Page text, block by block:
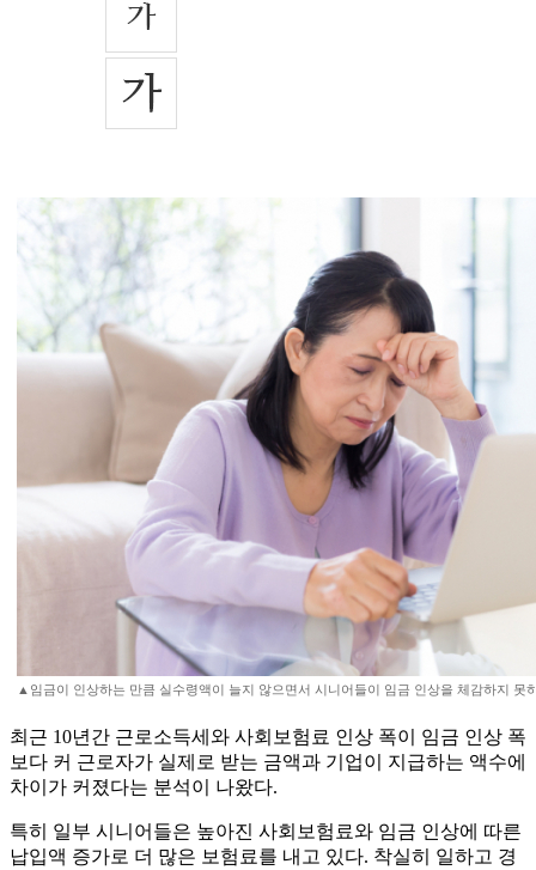
▲임금이 인상하는 만큼 실수령액이 늘지 않으면서 시니어들이 임금 인상을 체감하지 못
최근 10년간 근로소득세와 사회보험료 인상 폭이 임금 인상 폭
보다 커 근로자가 실제로 받는 금액과 기업이 지급하는 액수에
차이가 커졌다는 분석이 나왔다.
특히 일부 시니어들은 높아진 사회보험료와 임금 인상에 따른
납입액 증가로 더 많은 보험료를 내고 있다. 착실히 일하고 경